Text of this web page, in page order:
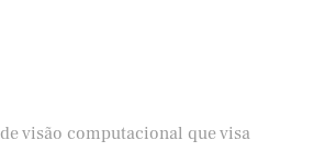
visão computacional que visa